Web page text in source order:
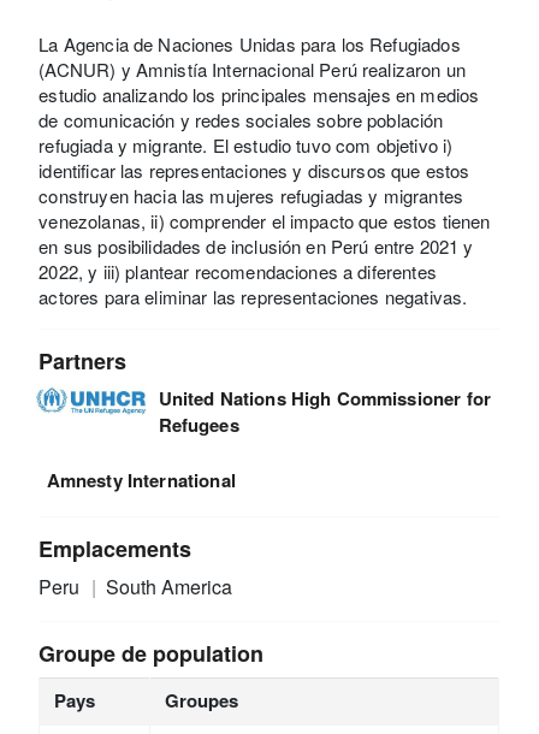
La Agencia de Naciones Unidas para los Refugiados
(ACNUR) y Amnistía Internacional Perú realizaron un
estudio analizando los principales mensajes en medios
de comunicación y redes sociales sobre población
refugiada y migrante. El estudio tuvo com objetivo i)
identificar las representaciones y discursos que estos
construyen hacia las mujeres refugiadas y migrantes
venezolanas, ii) comprender el impacto que estos tienen
en sus posibilidades de inclusión en Perú entre 2021 y
2022, y iii) plantear recomendaciones a diferentes
actores para eliminar las representaciones negativas.
Partners
United Nations High Commissioner for
Refugees
Amnesty International
Emplacements
Peru South America
Groupe de population
Pays Groupes